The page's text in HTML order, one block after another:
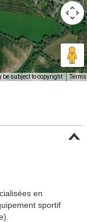
be subject to copyright Terms
en
sportif